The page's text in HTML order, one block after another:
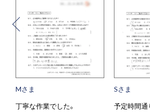
Sさま
予定時間通りに工事して頂
Tさま
当日対応